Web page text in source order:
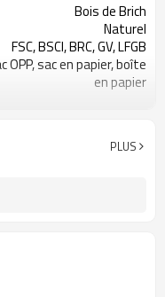
Bois de Brich
Naturel
FSC, BSCI, BRC, GV, LFGB
OPP, sac en papier, boîte
en papier
un logo d'estampage à
PLUS